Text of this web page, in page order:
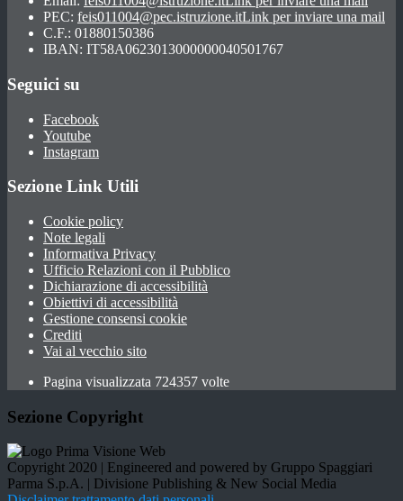
PEC: feis011004@pec.istruzione.itLink per inviare una mail
C.F.: 01880150386
IBAN: IT58A0623013000000040501767
Seguici su
Facebook
Youtube
Instagram
Sezione Link Utili
Cookie policy
Note legali
Informativa Privacy
Ufficio Relazioni con il Pubblico
Dichiarazione di accessibilità
Obiettivi di accessibilità
Gestione consensi cookie
Crediti
Vai al vecchio sito
Pagina visualizzata 724357 volte
Sezione Copyright
Copyright 2020 | Engineered and powered by Gruppo Spaggiari
Parma S.p.A. | Divisione Publishing & New Social Media